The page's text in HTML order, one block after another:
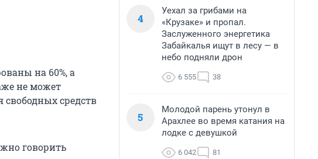
на 60%, а
не может
свободных средств
говорить
4
Уехал за грибами на
«Крузаке» и пропал.
Заслуженного энергетика
Забайкалья ищут в лесу — в
небо подняли дрон
6 555 38
5
Молодой парень утонул в
Арахлее во время катания на
лодке с девушкой
6 042 81